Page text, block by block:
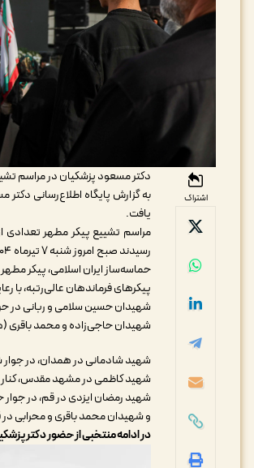
اشتراک
دکتر مسعود پزشکیان در مراسم
به گزارش پایگاه اطلاع‌رسانی
یافت.
مراسم تشییع پیکر مطهر تعدادی
حماسه‌ساز ایران اسلامی، پیکر مطهر ۶۰ شهید اقتدار ملی و قهرمانان وطن را بدرقه کردند.
پیکرهای فرماندهان عالی‌رتبه،
شهیدان حسین سلامی و ربانی
شهیدان حاجی‌زاده و محمد
شهید شادمانی در همدان، در
شهید کاظمی در مشهد مقدس، کنار
شهید رمضان ایزدی در قم، در
و شهیدان محمد باقری و محرابی در قطعه ۲۴
در ادامه منتخبی از حضور دکتر